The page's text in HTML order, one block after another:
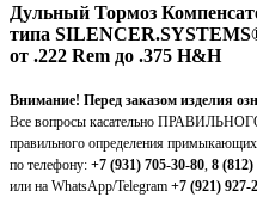
Дульный Тормоз К
типа
от .222 Rem до .375 H&H
Внимание! Перед заказом изделия
Все вопросы касательно
правильного определения
по телефону: +7 (931) 705-30-80 8 (812)
или на WhatsApp/Telegram +7 (921) 927-